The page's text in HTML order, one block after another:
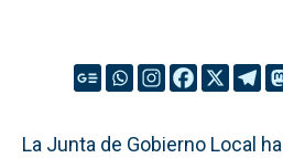
La Junta de Gobierno Local